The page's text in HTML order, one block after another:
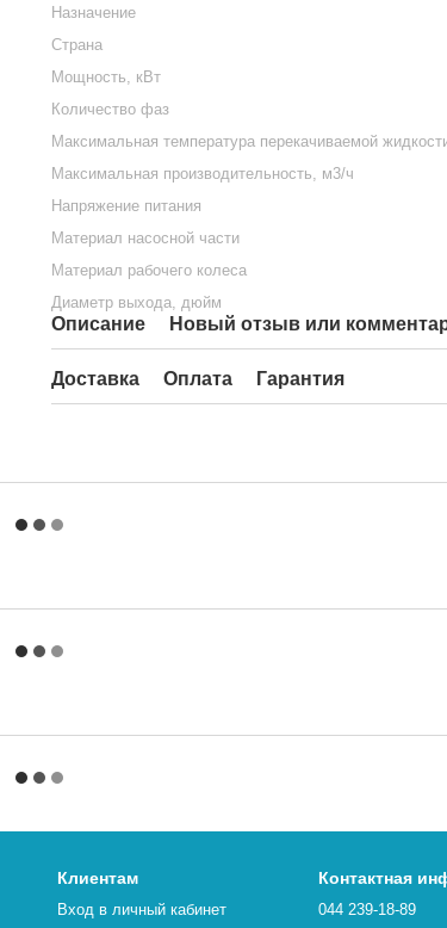
Назначение
Страна
Мощность, кВт
Количество фаз
Максимальная температура перекачиваемой
Максимальная производительность, м3/ч
Напряжение питания
Материал насосной части
Материал рабочего колеса
Диаметр выхода, дюйм
Описание Новый отзыв или
Доставка Оплата Гарантия
Клиентам
Вход в личный кабинет
Контактная
044 239-18-89